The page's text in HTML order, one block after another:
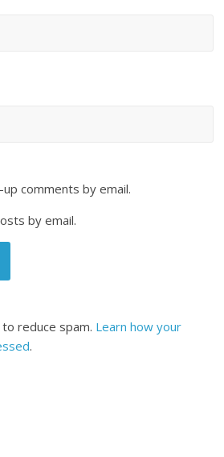
comments by email.
by email.
reduce spam. Learn how your
.